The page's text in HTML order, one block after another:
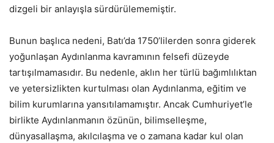
dizgeli bir anlayışla sürdürülememiştir.
Bunun başlıca nedeni, Batı’da 1750’lilerden sonra giderek
yoğunlaşan Aydınlanma kavramının felsefi düzeyde
tartışılmamasıdır. Bu nedenle, aklın her türlü bağımlılıktan
ve yetersizlikten kurtulması olan Aydınlanma, eğitim ve
bilim kurumlarına yansıtılamamıştır. Ancak Cumhuriyet’le
birlikte Aydınlanmanın özünün, bilimselleşme,
dünyasallaşma, akılcılaşma ve o zamana kadar kul olan